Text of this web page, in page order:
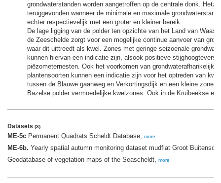
grondwaterstanden worden aangetroffen op de centrale donk.
teruggevonden wanneer de minimale en maximale
echter respectievelijk met een groter en kleiner bereik.
De lage ligging van de polder ten opzichte van het Land van Waas
de Zeeschelde zorgt voor een mogelijke continue aanvoer van
waar dit uittreedt als kwel. Zones met geringe seizoenale
kunnen hiervan een indicatie zijn, alsook positieve
piëzometernesten. Ook het voorkomen van grondwaterafhankelijke
plantensoorten kunnen een indicatie zijn voor het optreden van
tussen de Blauwe gaanweg en Verkortingsdijk en een kleine zone
Bazelse polder vermoedelijke kwelzones. Ook in de Kruibeekse en
Datasets (3)
ME-5c Permanent Quadrats Scheldt Database, more
ME-6b. Yearly spatial autumn monitoring dataset mudflat Groot
Geodatabase of vegetation maps of the Seascheldt, more